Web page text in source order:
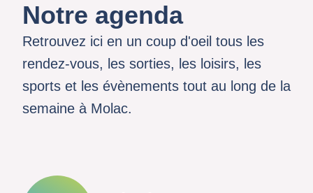
Notre agenda
Retrouvez ici en un coup d'oeil tous les
rendez-vous, les sorties, les loisirs, les
sports et les évènements tout au long de la
semaine à Molac.